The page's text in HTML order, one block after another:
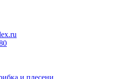
и плесени